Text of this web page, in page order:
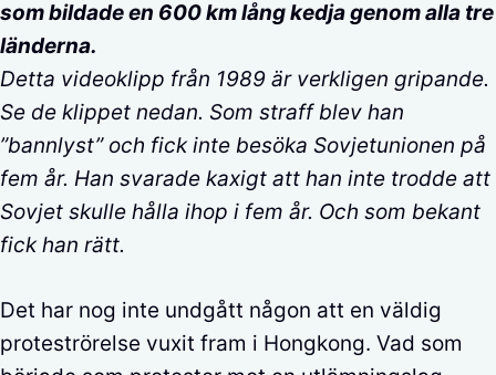
som bildade en 600 km lång kedja genom alla tre
länderna.
Detta videoklipp från 1989 är verkligen gripande.
Se de klippet nedan. Som straff blev han
”bannlyst” och fick inte besöka Sovjetunionen på
fem år. Han svarade kaxigt att han inte trodde att
Sovjet skulle hålla ihop i fem år. Och som bekant
fick han rätt.
Det har nog inte undgått någon att en väldig
proteströrelse vuxit fram i Hongkong. Vad som